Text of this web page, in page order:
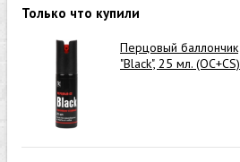
Только что купили
Перцовый баллончик
"Black", 25 мл. (OC+CS)